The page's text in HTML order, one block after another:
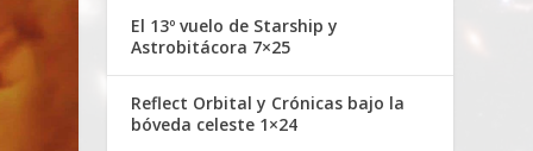
El 13º vuelo de Starship y
Astrobitácora 7×25
Reflect Orbital y Crónicas bajo la
bóveda celeste 1×24